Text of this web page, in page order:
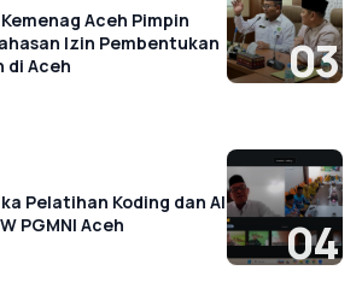
Aceh Pimpin
Izin Pembentukan
di Aceh
03
Pelatihan Koding dan AI
PGMNI Aceh
04